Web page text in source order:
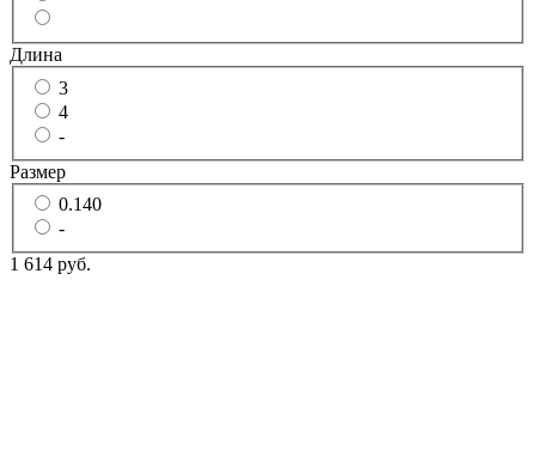
Длина
3
4
-
Размер
0.140
-
1 614 руб.